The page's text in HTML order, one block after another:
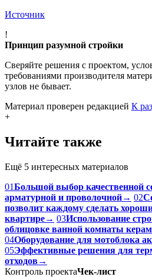
Источник
!
Принцип разумной стройки
Сверяйте решения с проектом,
требованиями производителя
узлов не бывает.
Материал проверен редакцией К
+
Читайте также
Ещё 5 интересных материалов
01Большой выбор качественной
арматурной и проволочной→ 02
позволит каждому сделать
квартире→ 03Использование
облицовке ванной комнаты
04Оборудование для мотоблока
05Эффективные решения для
отходов→
Контроль проектаЧек-лист